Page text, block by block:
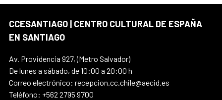
CCESANTIAGO | CENTRO CULTURAL DE ESPAÑA
EN SANTIAGO
Av. Providencia 927, (Metro Salvador)
De lunes a sábado, de 10:00 a 20:00 h
Correo electrónico: recepcion.cc.chile@aecid.es
Teléfono: +562 2795 9700